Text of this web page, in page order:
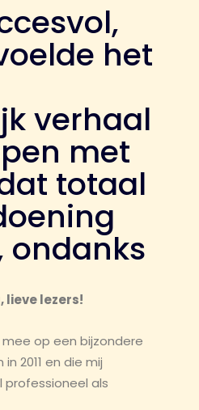
het
verhaal
met
totaal
ondanks
lieve lezers!
op een bijzondere
2011 en die mij
als